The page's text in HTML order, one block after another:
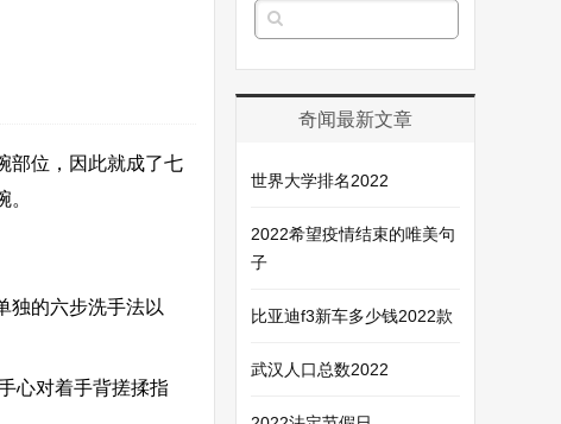
部位，因此就成了七
独的六步洗手法以
心对着手背搓揉指
奇闻最新文章
世界大学排名2022
2022希望疫情结束的唯美句
子
比亚迪f3新车多少钱2022款
武汉人口总数2022